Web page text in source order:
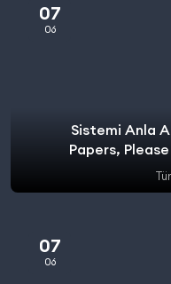
07
06
Sistemi Anla
Papers,
07
06